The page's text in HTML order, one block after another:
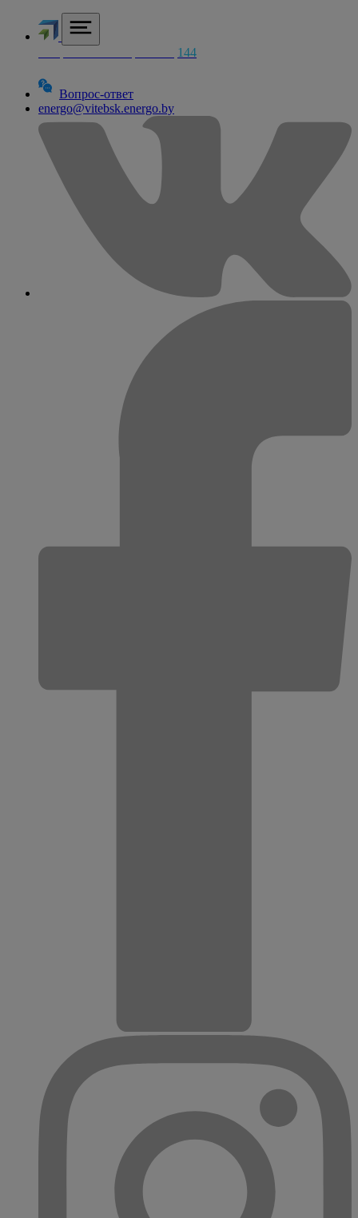
144
Вопрос-ответ
energo@vitebsk.energo.by